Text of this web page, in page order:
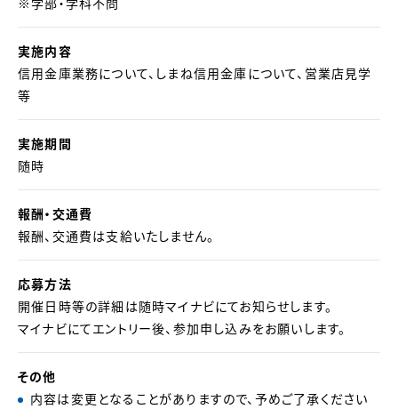
実施内容
信用金庫業務について、しまね信用金庫について、営業店見学
等
実施期間
随時
報酬・交通費
報酬、交通費は支給いたしません。
応募方法
開催日時等の詳細は随時マイナビにてお知らせします。
マイナビにてエントリー後、参加申し込みをお願いします。
その他
内容は変更となることがありますので、予めご了承ください